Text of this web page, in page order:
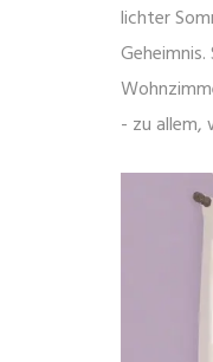
lichter
- zu allem,